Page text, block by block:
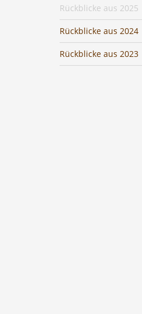
Rückblicke aus 2025
Rückblicke aus 2024
Rückblicke aus 2023